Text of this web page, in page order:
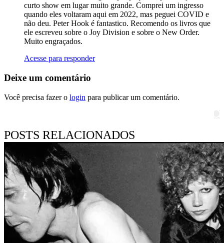
curto show em lugar muito grande. Comprei um ingresso
quando eles voltaram aqui em 2022, mas peguei COVID e
não deu. Peter Hook é fantastico. Recomendo os livros que
ele escreveu sobre o Joy Division e sobre o New Order.
Muito engraçados.
Acesse para responder
Deixe um comentário
Você precisa fazer o login para publicar um comentário.
POSTS RELACIONADOS